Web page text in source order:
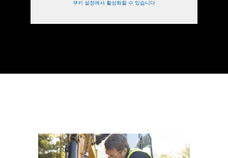
쿠키 설정에서 활성화할 수 있습니다